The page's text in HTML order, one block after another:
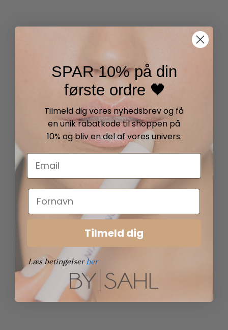
SPAR 10% på din
første ordre 🖤
Tilmeld dig vores nyhedsbrev og få
en unik rabatkode til shoppen på
10% og bliv en del af vores univers.
Tilmeld dig
Læs betingelser her